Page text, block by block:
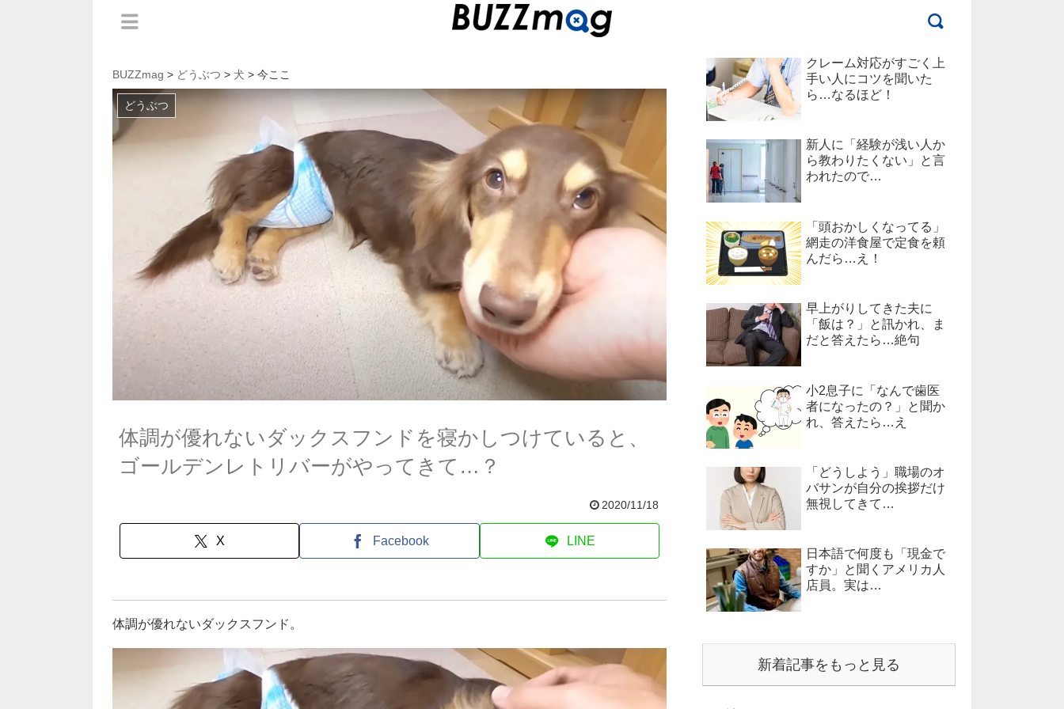
BUZZmag > どうぶつ > 犬 > 今ここ
どうぶつ
体調が優れないダックスフンドを寝かしつけていると、
ゴールデンレトリバーがやってきて…？
2020/11/18
X Facebook LINE
体調が優れないダックスフンド。
クレーム対応がすごく上
手い人にコツを聞いた
ら…なるほど！
新人に「経験が浅い人か
ら教わりたくない」と言
われたので…
「頭おかしくなってる」
網走の洋食屋で定食を頼
んだら…え！
早上がりしてきた夫に
「飯は？」と訊かれ、ま
だと答えたら…絶句
小2息子に「なんで歯医
者になったの？」と聞か
れ、答えたら…え
「どうしよう」職場のオ
バサンが自分の挨拶だけ
無視してきて…
日本語で何度も「現金で
すか」と聞くアメリカ人
店員。実は…
新着記事をもっと見る